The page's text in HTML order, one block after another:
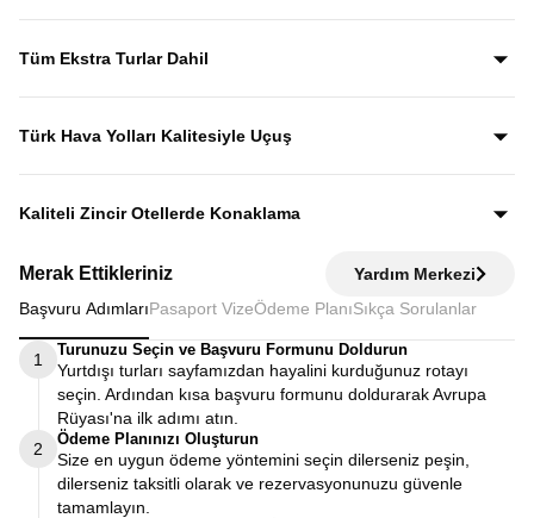
Japonya ve Güney Kore’nin en ikonik şehirlerini ve kültürel
duraklarını aceleye getirmeden, tek turda gezebileceğiniz
Tüm Ekstra Turlar Dahil
Yola çıktığınızda sürpriz ödemelerle karşılaşmazsınız.
Ekstra tur ücreti alınmaz; programda yer alan tüm geziler
Türk Hava Yolları Kalitesiyle Uçuş
Dünyanın en iyi havayollarından biri olan Türk Hava
Yolları’nın konforu ve hizmet kalitesiyle seyahat edersiniz.
Kaliteli Zincir Otellerde Konaklama
kalınırken, Avrupa Rüyası’nda merkeze yakın kaliteli zincir
otellerde konaklayarak zamanınızı verimli kullanırsınız.
Merak Ettikleriniz
Yardım Merkezi
Başvuru AdımlarıPasaport VizeÖdeme Planı Sıkça Sorulanlar
1
Turunuzu Seçin ve Başvuru Formunu Doldurun
Yurtdışı turları sayfamızdan hayalini kurduğunuz rotayı
seçin. Ardından kısa başvuru formunu doldurarak Avrupa
Rüyası'na ilk adımı atın.
2
Ödeme Planınızı Oluşturun
Size en uygun ödeme yöntemini seçin dilerseniz peşin,
dilerseniz taksitli olarak ve rezervasyonunuzu güvenle
tamamlayın.